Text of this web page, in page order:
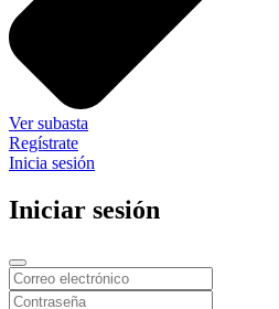
Ver subasta
Regístrate
Inicia sesión
Iniciar sesión